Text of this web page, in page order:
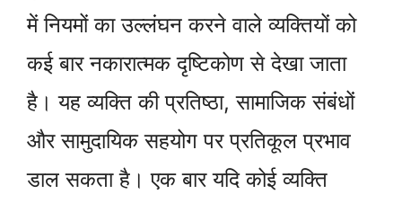
में नियमों का उल्लंघन करने वाले व्यक्तियों को
कई बार नकारात्मक दृष्टिकोण से देखा जाता
है। यह व्यक्ति की प्रतिष्ठा, सामाजिक संबंधों
और सामुदायिक सहयोग पर प्रतिकूल प्रभाव
डाल सकता है। एक बार यदि कोई व्यक्ति